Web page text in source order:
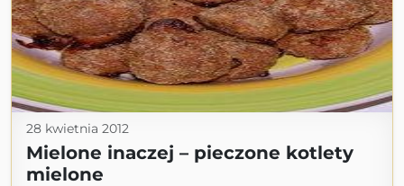
28 kwietnia 2012
Mielone inaczej – pieczone kotlety
mielone